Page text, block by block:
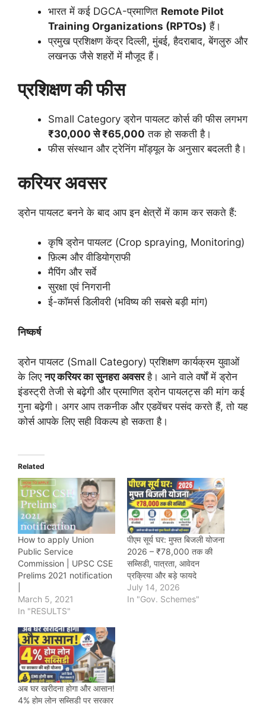
भारत में कई DGCA-प्रमाणित Remote Pilot
Training Organizations (RPTOs) हैं।
प्रमुख प्रशिक्षण केंद्र दिल्ली, मुंबई, हैदराबाद, बेंगलुरु और
लखनऊ जैसे शहरों में मौजूद हैं।
प्रशिक्षण की फीस
Small Category ड्रोन पायलट कोर्स की फीस लगभग
₹30,000 से ₹65,000 तक हो सकती है।
फीस संस्थान और ट्रेनिंग मॉड्यूल के अनुसार बदलती है।
करियर अवसर
ड्रोन पायलट बनने के बाद आप इन क्षेत्रों में काम कर सकते हैं:
कृषि ड्रोन पायलट (Crop spraying, Monitoring)
फ़िल्म और वीडियोग्राफी
मैपिंग और सर्वे
सुरक्षा एवं निगरानी
ई-कॉमर्स डिलीवरी (भविष्य की सबसे बड़ी मांग)
निष्कर्ष
ड्रोन पायलट (Small Category) प्रशिक्षण कार्यक्रम युवाओं
के लिएनए करियर का सुनहरा अवसरहै। आने वाले वर्षों में ड्रोन
इंडस्ट्री तेजी से बढ़ेगी और प्रमाणित ड्रोन पायलट्स की मांग कई
गुना बढ़ेगी। अगर आप तकनीक और एडवेंचर पसंद करते हैं, तो यह
कोर्स आपके लिए सही विकल्प हो सकता है।
Related
How to apply Union
Public Service
Commission | UPSC CSE
Prelims 2021 notification
March 5, 2021
In "RESULTS"
पीएम सूर्य घर: मुफ्त बिजली योजना
2026 – ₹78,000 तक की
सब्सिडी, पात्रता, आवेदन
प्रक्रिया और बड़े फायदे
July 14, 2026
In "Gov. Schemes"
अब घर खरीदना होगा और आसान!
4% होम लोन सब्सिडी पर सरकार